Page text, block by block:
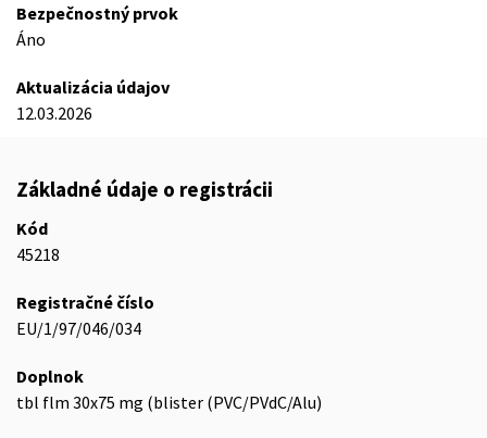
Bezpečnostný prvok
Áno
Aktualizácia údajov
12.03.2026
Základné údaje o registrácii
Kód
45218
Registračné číslo
EU/1/97/046/034
Doplnok
tbl flm 30x75 mg (blister (PVC/PVdC/Alu)